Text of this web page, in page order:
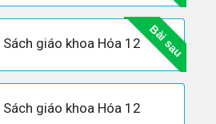
Bài sau
giáo khoa Hóa 12
giáo khoa Hóa 12